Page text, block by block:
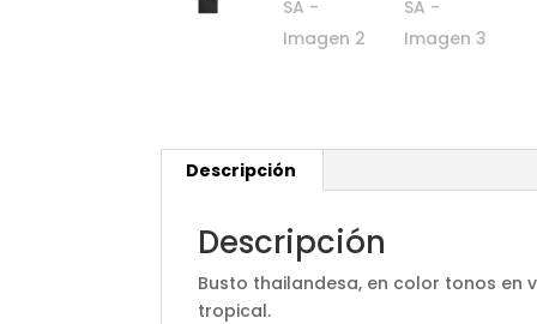
Descripción
Descripción
Busto thailandesa, en color tonos en
tropical.